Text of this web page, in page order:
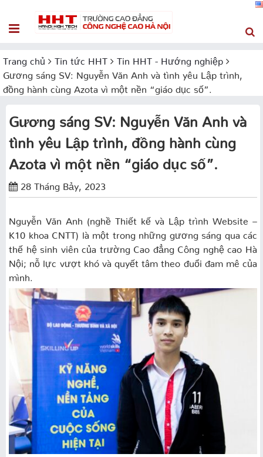
Trang chủ Tin tức HHT
Tin HHT - Hướng nghiệp
Gương sáng SV: Nguyễn Văn Anh và tình yêu Lập trình,
đồng hành cùng Azota vì một nền “giáo dục số”.
Gương sáng SV: Nguyễn Văn Anh và
tình yêu Lập trình, đồng hành cùng
Azota vì một nền “giáo dục số”.
28 Tháng Bảy, 2023
Nguyễn Văn Anh (nghề Thiết kế và Lập trình Website –
K10 khoa CNTT) là một trong những gương sáng qua các
thế hệ sinh viên của trường Cao đẳng Công nghệ cao Hà
Nội; nỗ lực vượt khó và quyết tâm theo đuổi đam mê của
mình.